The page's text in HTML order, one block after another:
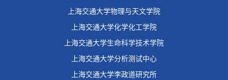
上海交通大学物理与天文学院
上海交通大学化学化工学院
上海交通大学生命科学技术学院
上海交通大学分析测试中心
上海交通大学李政道研究所